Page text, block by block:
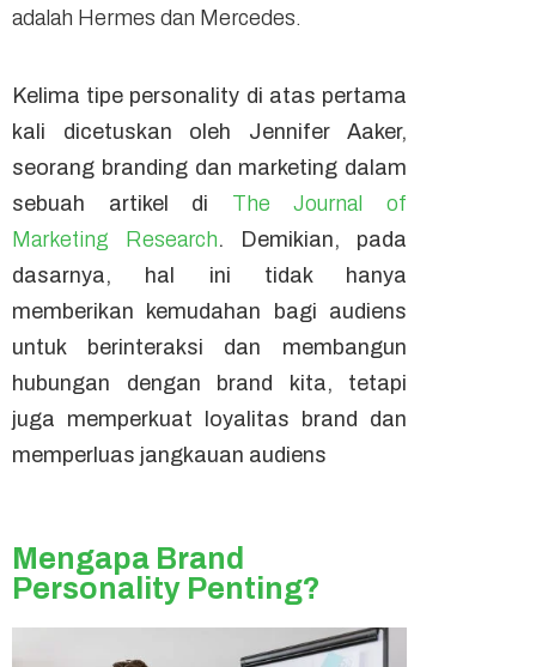
adalah Hermes dan Mercedes.
Kelima tipe personality di atas pertama
kali dicetuskan oleh Jennifer Aaker,
seorang branding dan marketing dalam
sebuah artikel di The Journal of
Marketing Research. Demikian, pada
dasarnya, hal ini tidak hanya
memberikan kemudahan bagi audiens
untuk berinteraksi dan membangun
hubungan dengan brand kita, tetapi
juga memperkuat loyalitas brand dan
memperluas jangkauan audiens
Mengapa Brand
Personality Penting?